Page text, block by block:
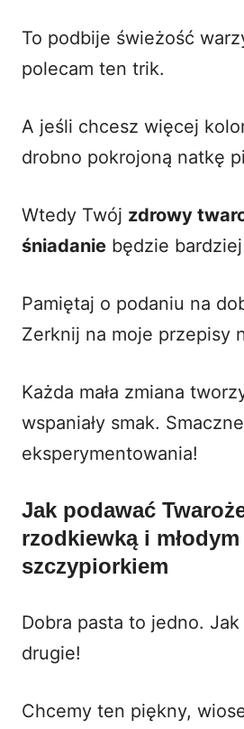
To podbije świeżość
polecam ten trik.
A jeśli chcesz więcej
drobno pokrojoną natkę
Wtedy Twój zdrowy
śniadanie będzie
Pamiętaj o podaniu na
Zerknij na moje przepisy
Każda mała zmiana
wspaniały smak.
eksperymentowania!
Jak podawać
rzodkiewką i młodym
szczypiorkiem
Dobra pasta to jedno.
drugie!
Chcemy ten piękny,